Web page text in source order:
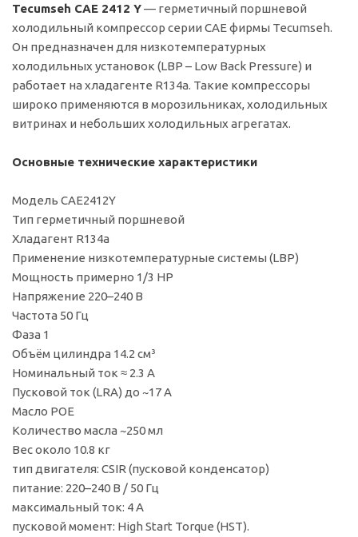
Tecumseh CAE 2412 Y— герметичный поршневой
холодильный компрессор серии CAE фирмы Tecumseh.
Он предназначен для низкотемпературных
холодильных установок (LBP – Low Back Pressure) и
работает на хладагенте R134a. Такие компрессоры
широко применяются в морозильниках, холодильных
витринах и небольших холодильных агрегатах.
Основные технические характеристики
Модель CAE2412Y
Тип герметичный поршневой
Хладагент R134a
Применение низкотемпературные системы (LBP)
Мощность примерно 1/3 HP
Напряжение 220–240 В
Частота 50 Гц
Фаза 1
Объём цилиндра 14.2 см³
Номинальный ток ≈ 2.3 А
Пусковой ток (LRA) до ~17 А
Масло POE
Количество масла ~250 мл
Вес около 10.8 кг
тип двигателя: CSIR (пусковой конденсатор)
питание: 220–240 В / 50 Гц
максимальный ток: 4 A
пусковой момент: High Start Torque (HST).